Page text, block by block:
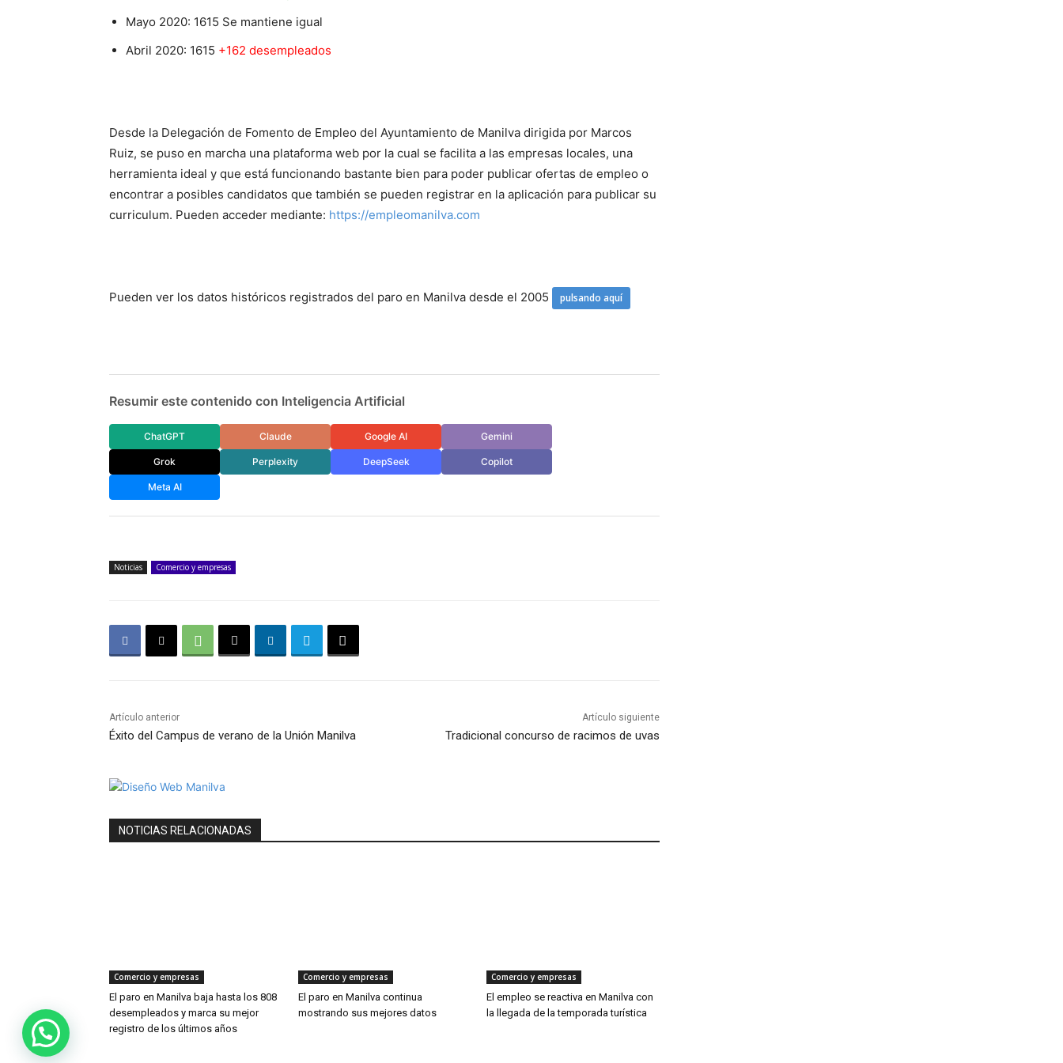
Mayo 2020: 1615 Se mantiene igual
Abril 2020: 1615 +162 desempleados
Desde la Delegación de Fomento de Empleo del Ayuntamiento de Manilva dirigida por Marcos
Ruiz, se puso en marcha una plataforma web por la cual se facilita a las empresas locales, una
herramienta ideal y que está funcionando bastante bien para poder publicar ofertas de empleo o
encontrar a posibles candidatos que también se pueden registrar en la aplicación para publicar su
curriculum. Pueden acceder mediante: https://empleomanilva.com
Pueden ver los datos históricos registrados del paro en Manilva desde el 2005 pulsando aquí
Resumir este contenido con Inteligencia Artificial
ChatGPT Claude Google AI Gemini
Grok Perplexity DeepSeek Copilot
Meta AI
Noticias Comercio y empresas
Artículo anterior
Éxito del Campus de verano de la Unión Manilva
Artículo siguiente
Tradicional concurso de racimos de uvas
NOTICIAS RELACIONADAS
Comercio y empresas
El paro en Manilva baja hasta los 808
desempleados y marca su mejor
registro de los últimos años
Comercio y empresas
El paro en Manilva continua
mostrando sus mejores datos
Comercio y empresas
El empleo se reactiva en Manilva con
la llegada de la temporada turística